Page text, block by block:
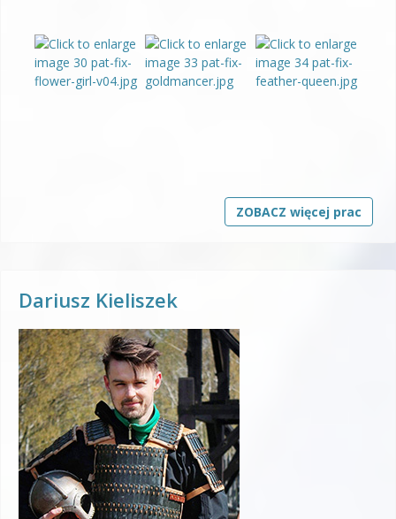
ZOBACZ więcej prac
Dariusz Kieliszek